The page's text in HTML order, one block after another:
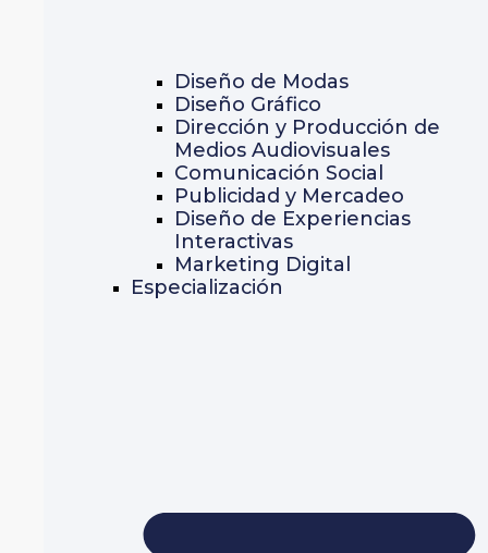
Diseño de Modas
Diseño Gráfico
Dirección y Producción de
Medios Audiovisuales
Comunicación Social
Publicidad y Mercadeo
Diseño de Experiencias
Interactivas
Marketing Digital
Especialización